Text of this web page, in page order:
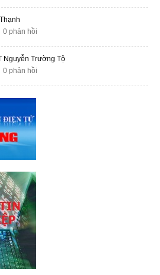
phản hồi
Nguyễn Trường Tộ
phản hồi